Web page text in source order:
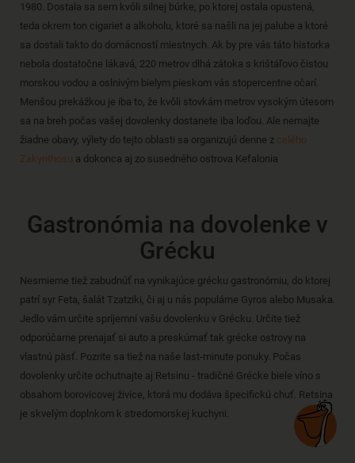
1980. Dostala sa sem kvôli silnej búrke, po ktorej ostala opustená,
teda okrem ton cigariet a alkoholu, ktoré sa našli na jej palube a ktoré
sa dostali takto do domácností miestnych. Ak by pre vás táto historka
nebola dostatočne lákavá, 220 metrov dlhá zátoka s krištáľovo čistou
morskou vodou a oslnivým bielym pieskom vás stopercentne očarí.
Menšou prekážkou je iba to, že kvôli stovkám metrov vysokým útesom
sa na breh počas vašej dovolenky dostanete iba loďou. Ale nemajte
žiadne obavy, výlety do tejto oblasti sa organizujú denne z celého
Zakynthosu a dokonca aj zo susedného ostrova Kefalonia
Gastronómia na dovolenke v
Grécku
Nesmieme tiež zabudnúť na vynikajúce grécku gastronómiu, do ktorej
patrí syr Feta, šalát Tzatziki, či aj u nás populárne Gyros alebo Musaka.
Jedlo vám určite spríjemní vašu dovolenku v Grécku. Určite tiež
odporúčame prenajať si auto a preskúmať tak grécke ostrovy na
vlastnú päsť. Pozrite sa tiež na naše last-minute ponuky. Počas
dovolenky určite ochutnajte aj Retsinu - tradičné Grécke biele víno s
obsahom borovicovej živice, ktorá mu dodáva špecifickú chuť. Retsina
je skvelým doplnkom k stredomorskej kuchyni.